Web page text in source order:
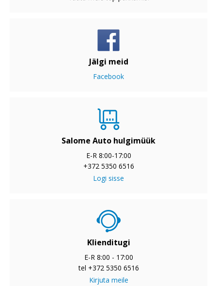
Jälgi meid
Facebook
Salome Auto hulgimüük
E-R 8:00-17:00
+372 5350 6516
Logi sisse
Klienditugi
E-R 8:00 - 17:00
tel +372 5350 6516
Kirjuta meile